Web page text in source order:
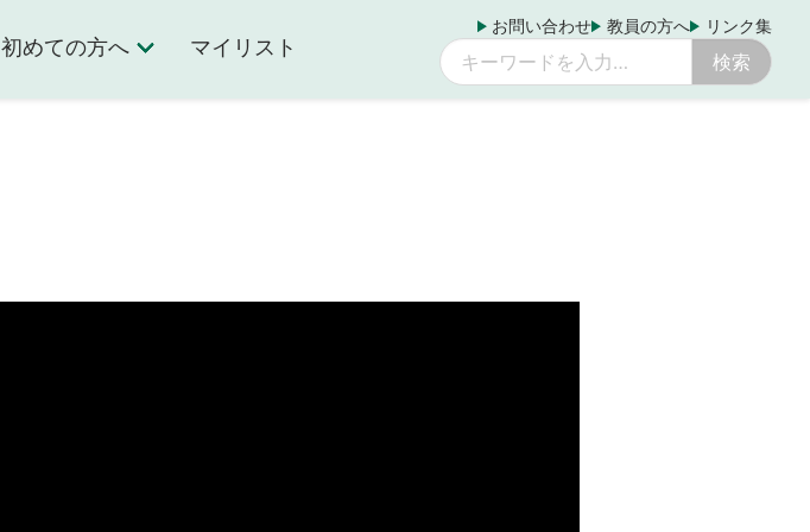
初めての方へ マイリスト
お問い合わせ 教員の方へ リンク集